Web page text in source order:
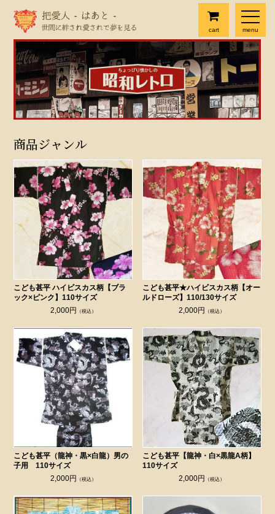
menu
cart
商品ジャンル
こども甚平 ハイビスカス柄【ブラ
ック×ピンク】110サイズ
2,000円
（税込）
こども甚平★ハイビスカス柄【オー
ルドローズ】110/130サイズ
2,000円
（税込）
こども甚平（龍神・黒×白龍）男の
子用 110サイズ
2,000円
（税込）
こども甚平【龍神・白×黒龍A柄】
110サイズ
2,000円
（税込）